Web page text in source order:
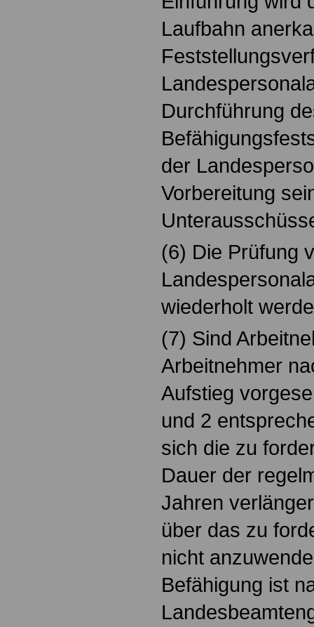
Laufbahn
Durchführung
der
Vorbereitung
(6) Die Prüfung
wiederholt
(7) Sind
Arbeitnehmer
Aufstieg
und 2
sich die zu
Dauer der
Jahren
über das zu
nicht
Befähigung ist